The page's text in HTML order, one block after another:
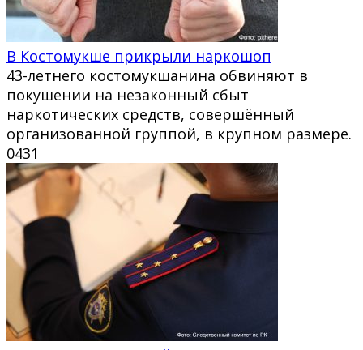
В Костомукше прикрыли наркошоп
43-летнего костомукшанина обвиняют в
покушении на незаконный сбыт
наркотических средств, совершённый
организованной группой, в крупном размере.
0431